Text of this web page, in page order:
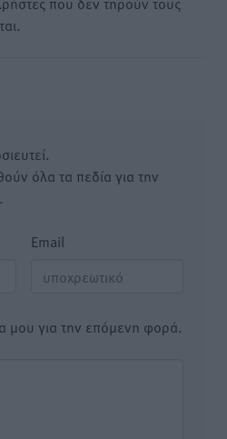
όλα τα πεδία για την
Email
μου για την επόμενη φορά.